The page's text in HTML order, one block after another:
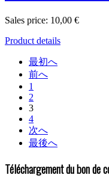
Sales price: 10,00 €
Product details
最初へ
前へ
1
2
3
4
次へ
最後へ
Téléchargement du bon de